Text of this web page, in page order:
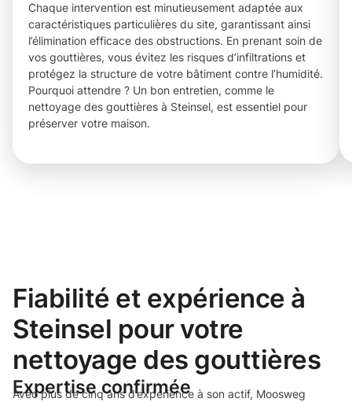
Chaque intervention est minutieusement adaptée aux
caractéristiques particulières du site, garantissant ainsi
l’élimination efficace des obstructions. En prenant soin de
vos gouttières, vous évitez les risques d’infiltrations et
protégez la structure de votre bâtiment contre l’humidité.
Pourquoi attendre ? Un bon entretien, comme le
nettoyage des gouttières à Steinsel, est essentiel pour
préserver votre maison.
Fiabilité et expérience à
Steinsel pour votre
nettoyage des gouttières
Expertise confirmée
Avec plus de cinq ans d’expérience à son actif, Moosweg